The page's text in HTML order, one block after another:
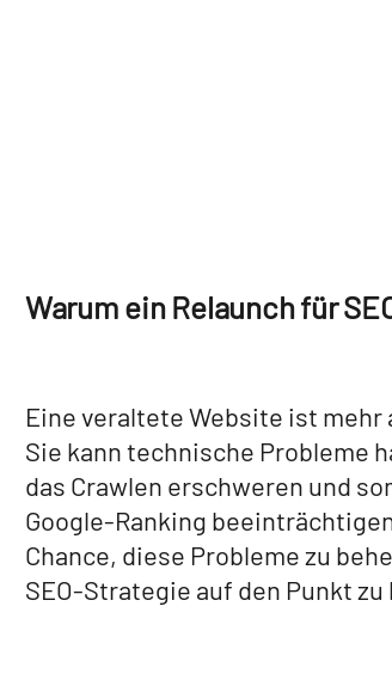
Warum ein Relaunch für
Eine veraltete Website ist mehr
Sie kann technische Probleme
das Crawlen erschweren und
Google-Ranking
Chance, diese Probleme zu
SEO-Strategie auf den Punkt zu